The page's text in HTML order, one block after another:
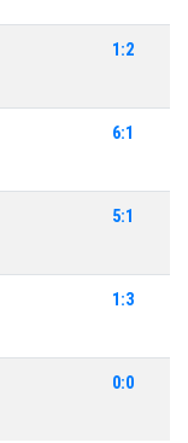
1:2
6:1
5:1
1:3
0:0